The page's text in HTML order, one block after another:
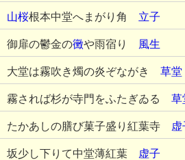
山桜根本中堂へまがり角 立子
御扉の鬱金の黴や雨宿り 風生
大堂は霧吹き燭の炎ぞながき 草堂
霧されば杉が寺門をふたぎゐる 草
たかあしの膳び菓子盛り紅葉寺 虚
坂少し下りて中堂薄紅葉 虚子